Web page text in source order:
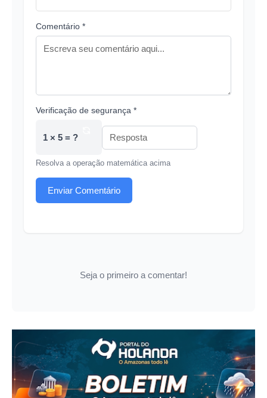
Comentário *
Verificação de segurança *
1 × 5 = ?
Resolva a operação matemática acima
Enviar Comentário
Seja o primeiro a comentar!